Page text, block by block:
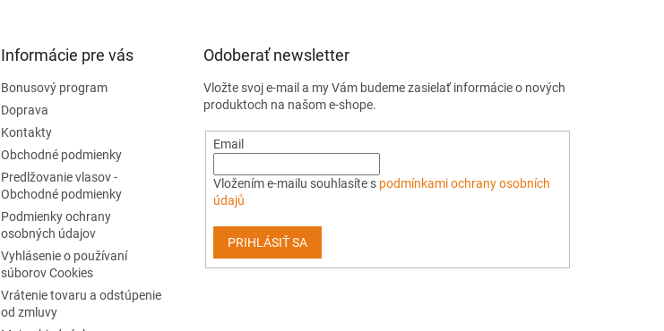
Informácie pre vás
Bonusový program
Doprava
Kontakty
Obchodné podmienky
Predlžovanie vlasov -
Obchodné podmienky
Podmienky ochrany
osobných údajov
Vyhlásenie o používaní
súborov Cookies
Vrátenie tovaru a odstúpenie
od zmluvy
Odoberať newsletter
Vložte svoj e-mail a my Vám budeme zasielať informácie o nových
produktoch na našom e-shope.
Email
Vložením e-mailu souhlasíte s podmínkami ochrany osobních
údajů
PRIHLÁSIŤ SA